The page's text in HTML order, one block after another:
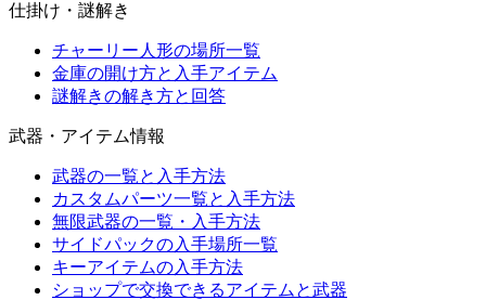
仕掛け・謎解き
チャーリー人形の場所一覧
金庫の開け方と入手アイテム
謎解きの解き方と回答
武器・アイテム情報
武器の一覧と入手方法
カスタムパーツ一覧と入手方法
無限武器の一覧・入手方法
サイドパックの入手場所一覧
キーアイテムの入手方法
ショップで交換できるアイテムと武器